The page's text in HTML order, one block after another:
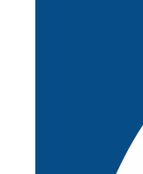
Diseño